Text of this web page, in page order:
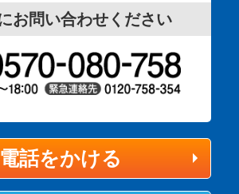
お問い合わせください
電話をかける